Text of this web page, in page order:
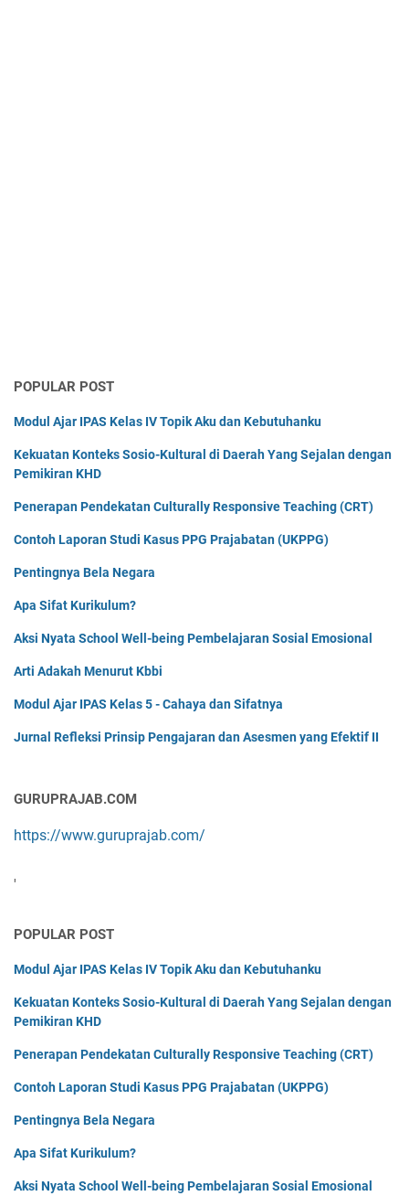
POPULAR POST
Modul Ajar IPAS Kelas IV Topik Aku dan Kebutuhanku
Kekuatan Konteks Sosio-Kultural di Daerah Yang Sejalan dengan
Pemikiran KHD
Penerapan Pendekatan Culturally Responsive Teaching (CRT)
Contoh Laporan Studi Kasus PPG Prajabatan (UKPPG)
Pentingnya Bela Negara
Apa Sifat Kurikulum?
Aksi Nyata School Well-being Pembelajaran Sosial Emosional
Arti Adakah Menurut Kbbi
Modul Ajar IPAS Kelas 5 - Cahaya dan Sifatnya
Jurnal Refleksi Prinsip Pengajaran dan Asesmen yang Efektif II
GURUPRAJAB.COM
https://www.guruprajab.com/
'
POPULAR POST
Modul Ajar IPAS Kelas IV Topik Aku dan Kebutuhanku
Kekuatan Konteks Sosio-Kultural di Daerah Yang Sejalan dengan
Pemikiran KHD
Penerapan Pendekatan Culturally Responsive Teaching (CRT)
Contoh Laporan Studi Kasus PPG Prajabatan (UKPPG)
Pentingnya Bela Negara
Apa Sifat Kurikulum?
Aksi Nyata School Well-being Pembelajaran Sosial Emosional